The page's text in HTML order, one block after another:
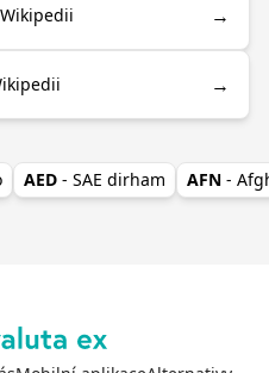
→
→
AED - SAE dirham AFN -